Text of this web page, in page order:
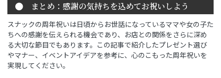
まとめ：感謝の気持ちを込めてお祝いしよう
スナックの周年祝いは日頃からお世話になっているママや女の子た
ちへの感謝を伝えられる機会であり、お店との関係をさらに深め
る大切な節目でもあります。この記事で紹介したプレゼント選び
やマナー、イベントアイデアを参考に、心のこもった周年祝いを
実現してください。